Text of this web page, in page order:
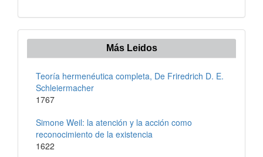
Más Leidos
Teoría hermenéutica completa, De Friredrich D. E.
Schleiermacher
1767
Simone Weil: la atención y la acción como
reconocimiento de la existencia
1622